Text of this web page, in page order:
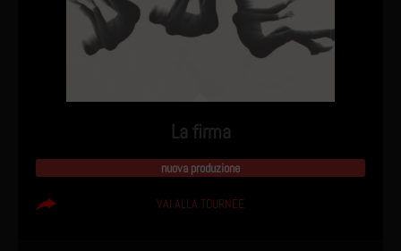
La firma
nuova produzione
VAI ALLA TOURNÉE